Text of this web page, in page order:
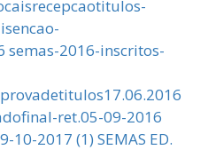
semas-2016-inscritos-
ret.05-09-2016
10-2017 (1) SEMAS ED.